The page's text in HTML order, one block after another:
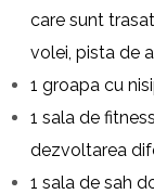
care sunt
volei, pista de
1 groapa cu
1 sala de
dezvoltarea
1 sala de sah